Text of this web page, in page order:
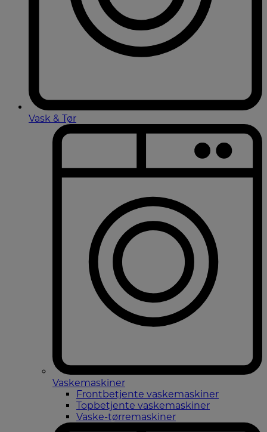
Vask & Tør
Vaskemaskiner
Frontbetjente vaskemaskiner
Topbetjente vaskemaskiner
Vaske-tørremaskiner